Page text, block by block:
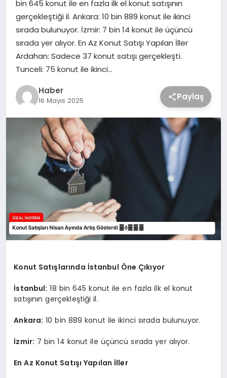
YAŞAM
bin 645 konut ile en fazla ilk el konut satışının
gerçekleştiği il. Ankara: 10 bin 889 konut ile ikinci
sırada bulunuyor. İzmir: 7 bin 14 konut ile üçüncü
sırada yer alıyor. En Az Konut Satışı Yapılan İller
Ardahan: Sadece 37 konut satışı gerçekleşti.
Tunceli: 75 konut ile ikinci…
Haber
16 Mayıs 2025 Paylaş
Konut Satışlarında İstanbul Öne Çıkıyor
İstanbul: 18 bin 645 konut ile en fazla ilk el konut
satışının gerçekleştiği il.
Ankara: 10 bin 889 konut ile ikinci sırada bulunuyor.
İzmir: 7 bin 14 konut ile üçüncü sırada yer alıyor.
En Az Konut Satışı Yapılan İller